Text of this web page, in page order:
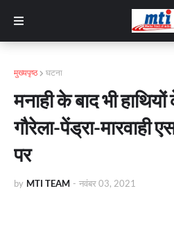
मुख्यपृष्ठ घटना
मनाही के बाद भी
गौरेला-पेंड्रा-मारवाही
पर
by MTI TEAM - नवंबर 03, 2021